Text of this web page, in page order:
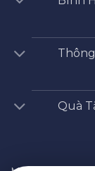
Quà